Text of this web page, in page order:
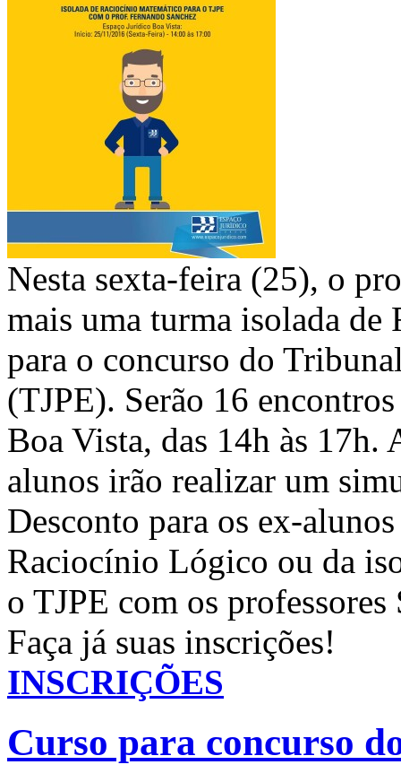
Nesta sexta-feira (25), o
mais uma turma isolada
para o concurso do
(TJPE). Serão 16
Boa Vista, das 14h às 17h.
alunos irão realizar um
Desconto para os ex-
Raciocínio Lógico ou da
o TJPE com os professores
Faça já suas inscrições!
INSCRIÇÕES
Curso para concurso